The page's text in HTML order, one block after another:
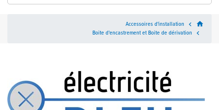
home

Accessoires d'installation

Boite d'encastrement et Boite de dérivation